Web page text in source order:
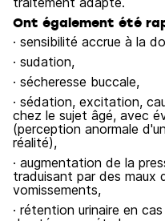
Ont également été
· sensibilité accrue à la
· sudation,
· sécheresse buccale,
· sédation, excitation,
chez le sujet âgé, avec
(perception anormale
réalité),
· augmentation de la
traduisant par des maux
vomissements,
· rétention urinaire en